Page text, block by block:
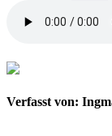
Verfasst von: